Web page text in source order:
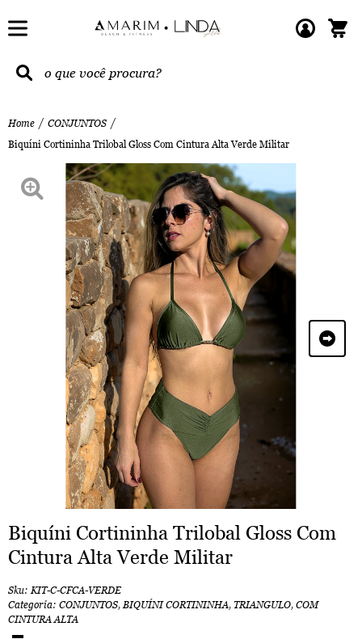
Home
CONJUNTOS
Biquíni Cortininha Trilobal Gloss Com Cintura Alta Verde Militar
Biquíni Cortininha Trilobal Gloss Com
Cintura Alta Verde Militar
Sku: KIT-C-CFCA-VERDE
Categoria: CONJUNTOS,BIQUÍNI CORTININHA, TRIANGULO, COM
CINTURA ALTA